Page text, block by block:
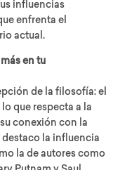
influencias
enfrenta el
actual.
en tu
de la filosofía: el
que respecta a la
conexión con la
la influencia
la de autores como